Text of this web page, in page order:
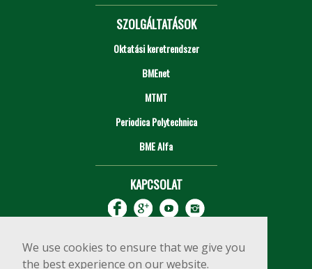
We use cookies to ensure that we give you
the best experience on our website.
SZOLGÁLTATÁSOK
Oktatási keretrendszer
BMEnet
MTMT
Periodica Polytechnica
BME Alfa
KAPCSOLAT